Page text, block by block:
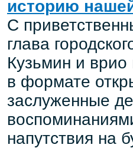
историю
С
глава
Кузьмин и
в формате
заслуженные
напутствия на